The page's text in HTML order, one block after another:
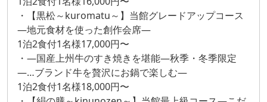
・【黒松～kuromatu～】当館グレードアップコース
―地元食材を使った創作会席―
1泊2食付1名様17,000円〜
・―国産上州牛のすき焼きを堪能―秋季・冬季限定
―…ブランド牛を贅沢にお鍋で楽しむ―
1泊2食付1名様18,000円〜